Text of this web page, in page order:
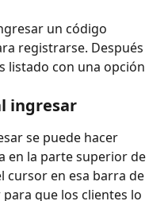
un código
registrarse. Después
listado con una opción
ingresar
se puede hacer
en la parte superior de
cursor en esa barra de
que los clientes lo